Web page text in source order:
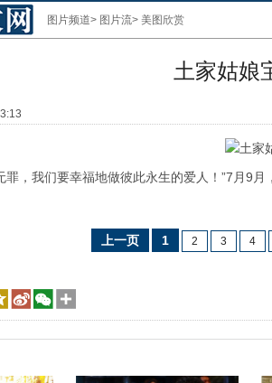
图片频道> 图片流> 美图欣赏
土家姑娘
罪，我们要幸福地做彼此永生的爱人！”7月9
上一页 1 2 3 4